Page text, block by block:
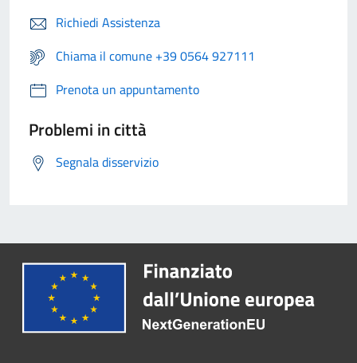
Richiedi Assistenza
Chiama il comune +39 0564 927111
Prenota un appuntamento
Problemi in città
Segnala disservizio